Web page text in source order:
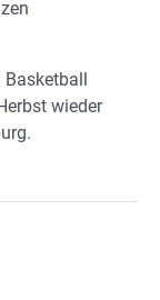
Basketball
wieder